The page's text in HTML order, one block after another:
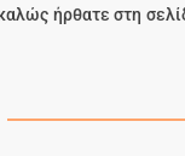
καλώς ήρθατε στη